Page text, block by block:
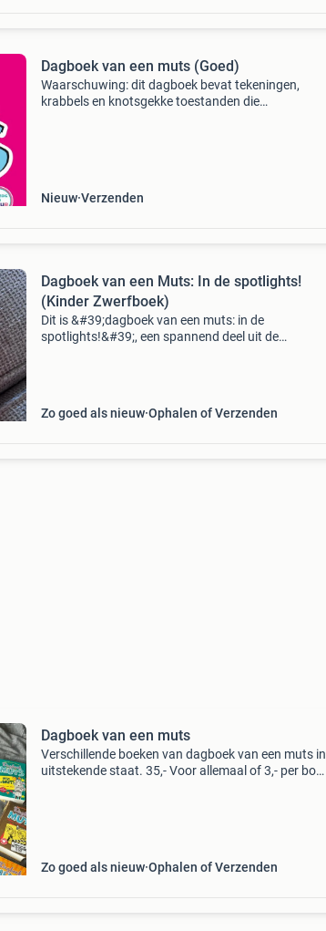
Dagboek van een muts (Goed)
Waarschuwing: dit dagboek bevat tekeningen,
krabbels en knotsgekke toestanden die
Nieuw Verzenden
Dagboek van een Muts: In de spotlights!
(Kinder Zwerfboek)
Dit is &#39;dagboek van een muts: in de
spotlights!&#39;, een spannend deel uit de
Zo goed als nieuw Ophalen of Verzenden
Dagboek van een muts
Verschillende boeken van dagboek van een muts in
uitstekende staat. 35,- Voor allemaal of 3,- per boek
Zo goed als nieuw Ophalen of Verzenden